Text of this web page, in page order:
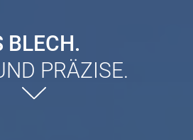
BLECH.
PRÄZISE.